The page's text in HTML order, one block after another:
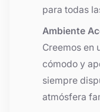
para todas
Ambiente
Creemos en
cómodo y
siempre
atmósfera